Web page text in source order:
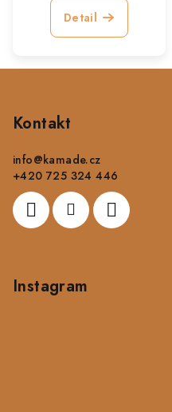
Detail
Kontakt
info@kamade.cz
+420 725 324 446
Instagram